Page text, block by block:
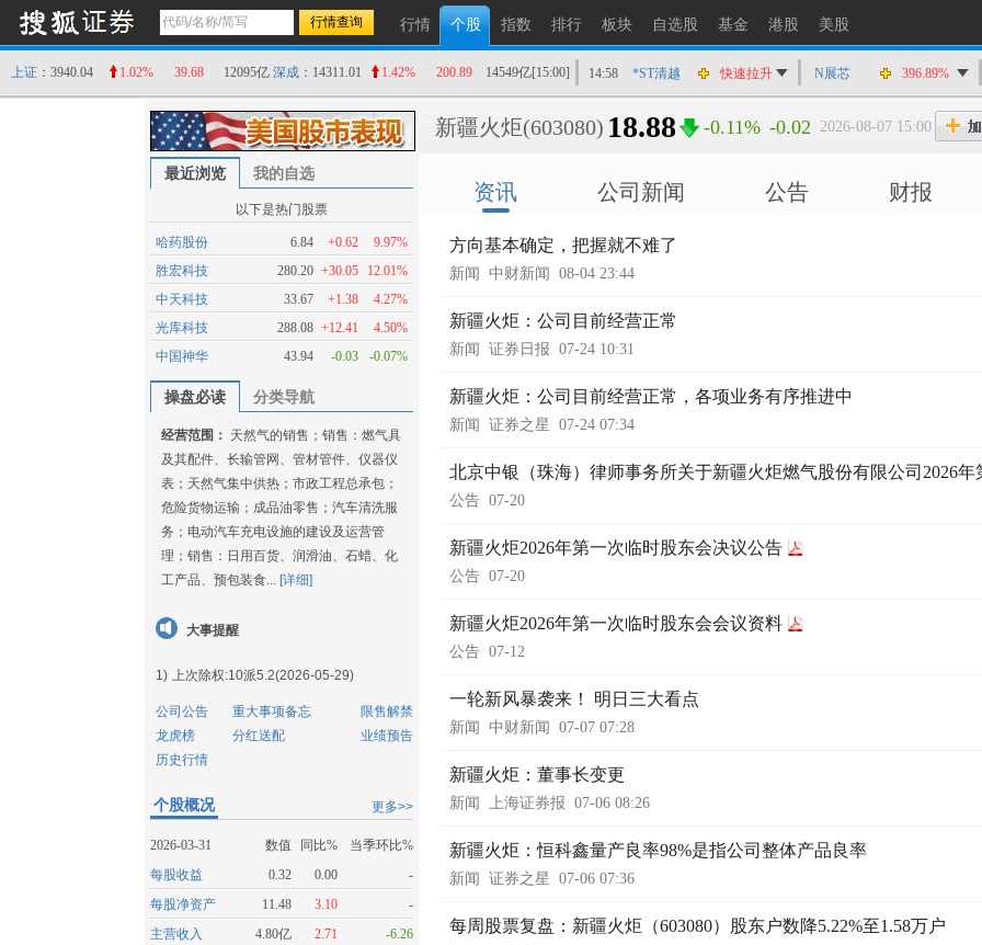
行情 个股 指数 排行 板块 自选股 基金 港股 美股
上证 ：3940.04 1.02% 39.68 12095亿 深成 ：14311.01 1.42% 200.89 14549亿[15:00] 14:58 *ST清越
快速拉升
14:56
爱丽家居
快速拉升
14:56
南亚新材
猛烈打压
14:55
盛达资源
14:54
永安药业
14:53
中农立华
N展芯 396.89%
最近浏览 我的自选
以下是热门股票
哈药股份 6.84 +0.62
9.97%
胜宏科技
280.20 +30.05
12.01%
中天科技
33.67 +1.38
4.27%
光库科技
288.08 +12.41
4.50%
中国神华
43.94 -0.03 -0.07%
操盘必读 分类导航
经营范围： 天然气的销售；销售：燃气具
及其配件、长输管网、管材管件、仪器仪
表；天然气集中供热；市政工程总承包；
危险货物运输；成品油零售；汽车清洗服
务；电动汽车充电设施的建设及运营管
理；销售：日用百货、润滑油、石蜡、化
工产品、预包装食... [详细]
大事提醒
1) 上次除权:10派5.2(2026-05-29)
公司公告 重大事项备忘
限售解禁
龙虎榜
分红送配
业绩预告
历史行情
更多>>
个股概况
2026-03-31 数值 同比%
当季环比%
每股收益
0.32 0.00
-
每股净资产
11.48 3.10
-
主营收入
4.80亿 2.71
-6.26
新疆火炬(603080) 18.88 -0.11% -0.02 2026-08-07 15:00
资讯 公司新闻 公告 财报
方向基本确定，把握就不难了
新闻 中财新闻 08-04 23:44
新疆火炬：公司目前经营正常
新闻 证券日报 07-24 10:31
新疆火炬：公司目前经营正常，各项业务有序推进中
新闻 证券之星 07-24 07:34
北京中银（珠海）律师事务所关于新疆火炬燃气股份有限公司2026
公告 07-20
新疆火炬2026年第一次临时股东会决议公告
公告 07-20
新疆火炬2026年第一次临时股东会会议资料
公告 07-12
一轮新风暴袭来！ 明日三大看点
新闻 中财新闻 07-07 07:28
新疆火炬：董事长变更
新闻 上海证券报 07-06 08:26
新疆火炬：恒科鑫量产良率98%是指公司整体产品良率
新闻 证券之星 07-06 07:36
每周股票复盘：新疆火炬（603080）股东户数降5.22%至1.58万户